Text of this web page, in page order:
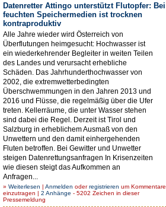
Datenretter Attingo unterstützt Flutopfer: Bei
feuchten Speichermedien ist trocknen
kontraproduktiv
Alle Jahre wieder wird Österreich von
Überflutungen heimgesucht: Hochwasser ist
ein wiederkehrender Begleiter in weiten Teilen
des Landes und verursacht erhebliche
Schäden. Das Jahrhunderthochwasser von
2002, die extremwetterbedingten
Überschwemmungen in den Jahren 2013 und
2016 und Flüsse, die regelmäßig über die Ufer
treten. Kellerräume, die unter Wasser stehen
sind dabei die Regel. Derzeit ist Tirol und
Salzburg in erheblichem Ausmaß von den
Unwettern und den damit einhergehenden
Fluten betroffen. Bei Gewitter und Unwetter
steigen Datenrettungsanfragen In Krisenzeiten
wie diesen steigt das Aufkommen an
Anfragen...
» Weiterlesen | Anmelden oderregistrieren um Kommentare
einzutragen | 2 Anhänge - 5202 Zeichen in dieser
Pressemeldung